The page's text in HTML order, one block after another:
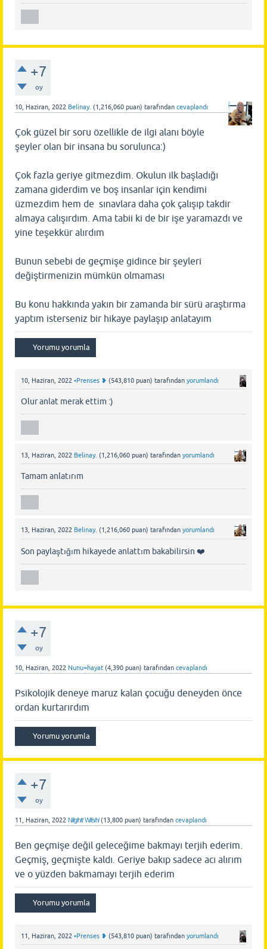
+7
oy
10, Haziran, 2022 Belinay. (1,216,060 puan) tarafından cevaplandı
Çok güzel bir soru özellikle de ilgi alanı böyle
şeyler olan bir insana bu sorulunca:)
Çok fazla geriye gitmezdim. Okulun ilk başladığı
zamana giderdim ve boş insanlar için kendimi
üzmezdim hem de sınavlara daha çok çalışıp takdir
almaya calışırdım. Ama tabii ki de bir işe yaramazdı ve
yine teşekkür alırdım
Bunun sebebi de geçmişe gidince bir şeyleri
değiştirmenizin mümkün olmaması
Bu konu hakkında yakın bir zamanda bir sürü araştırma
yaptım isterseniz bir hikaye paylaşıp anlatayım
10, Haziran, 2022 •Prenses ❥ (543,810 puan) tarafından yorumlandı
Olur anlat merak ettim :)
13, Haziran, 2022 Belinay. (1,216,060 puan) tarafından yorumlandı
Tamam anlatırım
13, Haziran, 2022 Belinay. (1,216,060 puan) tarafından yorumlandı
Son paylaştığım hikayede anlattım bakabilirsin ❤️
+7
oy
10, Haziran, 2022 Nunu=hayat (4,390 puan) tarafından cevaplandı
Psikolojik deneye maruz kalan çocuğu deneyden önce
ordan kurtarırdım
+7
oy
11, Haziran, 2022 N̸i̸g̸h̸t̸ W̸i̸s̸h̸ (13,800 puan) tarafından cevaplandı
Ben geçmişe değil geleceğime bakmayı terjih ederim.
Geçmiş, geçmişte kaldı. Geriye bakıp sadece acı alırım
ve o yüzden bakmamayı terjih ederim
11, Haziran, 2022 •Prenses ❥ (543,810 puan) tarafından yorumlandı